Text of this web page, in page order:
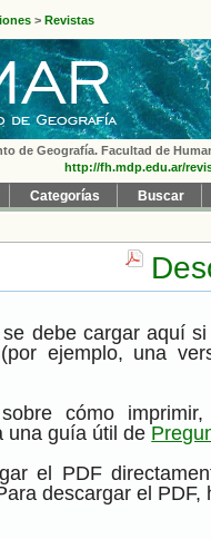
> Revistas
de Geografía. Facultad de
http://fh.mdp.edu.ar/
Categorías Buscar
debe cargar aquí
ejemplo, una
cómo
una guía útil de
el PDF
descargar el